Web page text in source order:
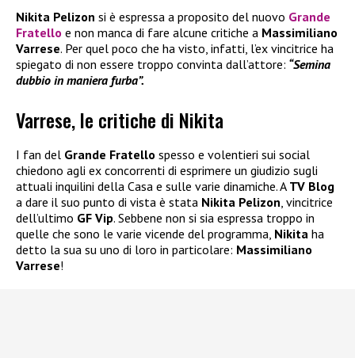
Nikita Pelizon si è espressa a proposito del nuovo Grande
Fratello e non manca di fare alcune critiche a Massimiliano
Varrese. Per quel poco che ha visto, infatti, l’ex vincitrice ha
spiegato di non essere troppo convinta dall’attore: “Semina
dubbio in maniera furba”.
Varrese, le critiche di Nikita
I fan del Grande Fratello spesso e volentieri sui social
chiedono agli ex concorrenti di esprimere un giudizio sugli
attuali inquilini della Casa e sulle varie dinamiche. A TV Blog
a dare il suo punto di vista è stata Nikita Pelizon , vincitrice
dell’ultimo GF Vip. Sebbene non si sia espressa troppo in
quelle che sono le varie vicende del programma, Nikita ha
detto la sua su uno di loro in particolare: Massimiliano
Varrese!